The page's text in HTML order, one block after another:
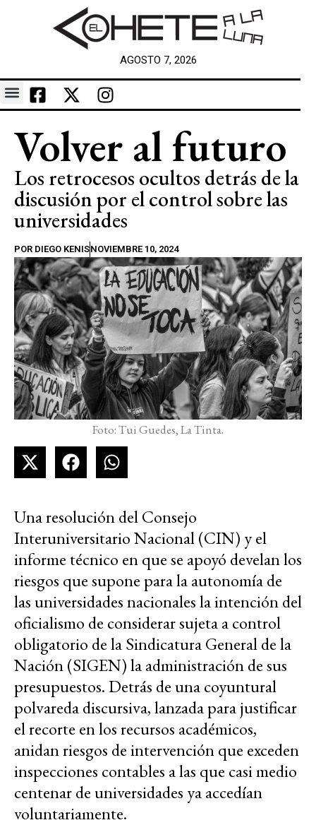
AGOSTO 7, 2026
Volver al futuro
Los retrocesos ocultos detrás de la
discusión por el control sobre las
universidades
POR DIEGO KENISNOVIEMBRE 10, 2024
Foto: Tui Guedes, La Tinta.
Una resolución del Consejo
Interuniversitario Nacional (CIN) y el
informe técnico en que se apoyó develan los
riesgos que supone para la autonomía de
las universidades nacionales la intención del
oficialismo de considerar sujeta a control
obligatorio de la Sindicatura General de la
Nación (SIGEN) la administración de sus
presupuestos. Detrás de una coyuntural
polvareda discursiva, lanzada para justificar
el recorte en los recursos académicos,
anidan riesgos de intervención que exceden
inspecciones contables a las que casi medio
centenar de universidades ya accedían
voluntariamente.